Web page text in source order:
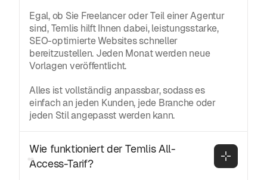
Egal, ob Sie Freelancer oder Teil einer Agentur
sind, Temlis hilft Ihnen dabei, leistungsstarke,
SEO-optimierte Websites schneller
bereitzustellen. Jeden Monat werden neue
Vorlagen veröffentlicht.
Alles ist vollständig anpassbar, sodass es
einfach an jeden Kunden, jede Branche oder
jeden Stil angepasst werden kann.
Wie funktioniert der Temlis All-
Access-Tarif?